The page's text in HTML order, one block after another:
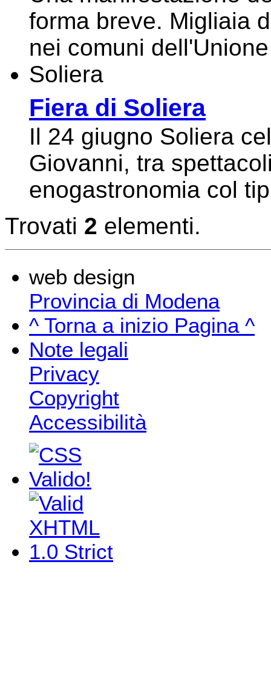
forma breve. Migliaia
nei comuni
Soliera
Fiera di Soliera
Il 24 giugno Soliera
Giovanni, tra
enogastronomia col
Trovati 2 elementi.
web design
Provincia di Modena
^ Torna a inizio Pagina ^
Note legali
Privacy
Copyright
Accessibilità